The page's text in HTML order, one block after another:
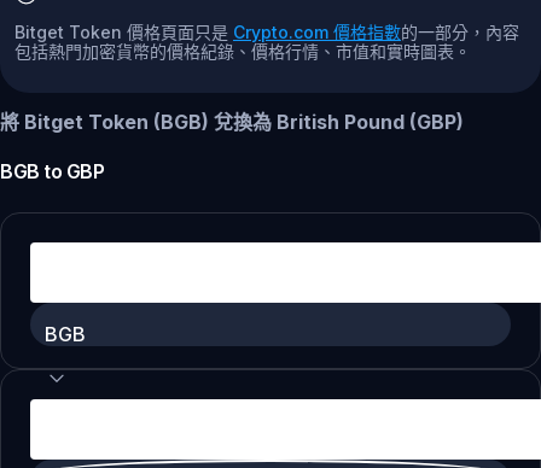
Bitget Token 價格頁面只是 Crypto.com 價格指數的一部分，內容
包括熱門加密貨幣的價格紀錄、價格行情、市值和實時圖表。
將 Bitget Token (BGB) 兌換為 British Pound (GBP)
BGB to GBP
BGB